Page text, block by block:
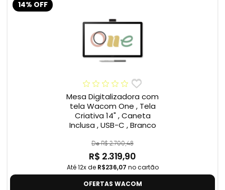
14% OFF
Mesa Digitalizadora com
tela Wacom One , Tela
Criativa 14" , Caneta
Inclusa , USB-C , Branco
De R$ 2.700,48
R$ 2.319,90
Até 12x de R$236,07 no cartão
OFERTAS WACOM